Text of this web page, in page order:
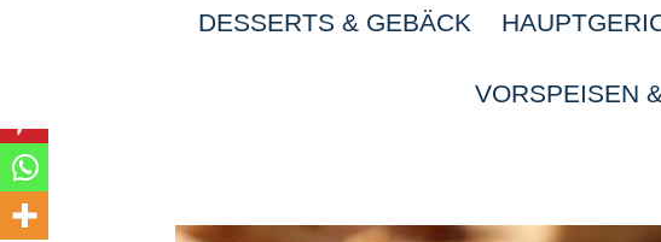
DESSERTS & GEBÄCK
VORSPEISEN